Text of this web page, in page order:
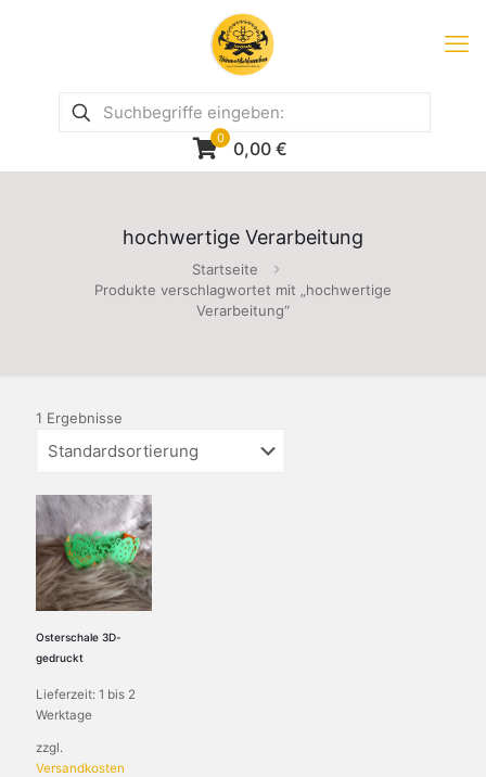
0 0,00 €
hochwertige Verarbeitung
Startseite
Produkte verschlagwortet mit „hochwertige
Verarbeitung“
1 Ergebnisse
Osterschale 3D-
gedruckt
Lieferzeit: 1 bis 2
Werktage
zzgl.
Versandkosten